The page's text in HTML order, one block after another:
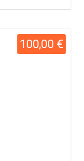
100,00 €